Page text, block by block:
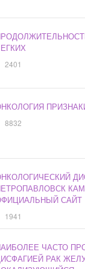
2401
8832
САЙТ
1941
ЧАСТО
РАК